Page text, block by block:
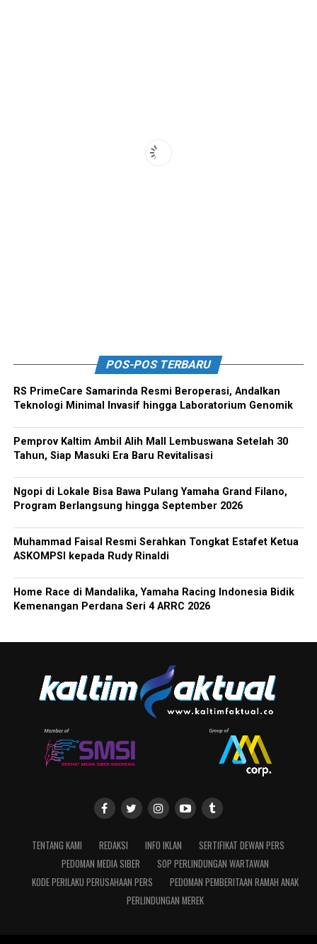
POS-POS TERBARU
RS PrimeCare Samarinda Resmi Beroperasi, Andalkan
Teknologi Minimal Invasif hingga Laboratorium Genomik
Pemprov Kaltim Ambil Alih Mall Lembuswana Setelah 30
Tahun, Siap Masuki Era Baru Revitalisasi
Ngopi di Lokale Bisa Bawa Pulang Yamaha Grand Filano,
Program Berlangsung hingga September 2026
Muhammad Faisal Resmi Serahkan Tongkat Estafet Ketua
ASKOMPSI kepada Rudy Rinaldi
Home Race di Mandalika, Yamaha Racing Indonesia Bidik
Kemenangan Perdana Seri 4 ARRC 2026
TENTANG KAMI REDAKSI INFO IKLAN
SERTIFIKAT DEWAN PERS
PEDOMAN MEDIA SIBER
SOP PERLINDUNGAN WARTAWAN
KODE PERILAKU PERUSAHAAN PERS
PEDOMAN PEMBERITAAN RAMAH ANAK
PERLINDUNGAN MEREK